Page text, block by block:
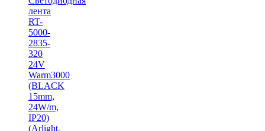
лента
RT-
5000-
2835-
320
24V
Warm3000
(BLACK
15mm,
24W/m,
IP20)
(Arlight,